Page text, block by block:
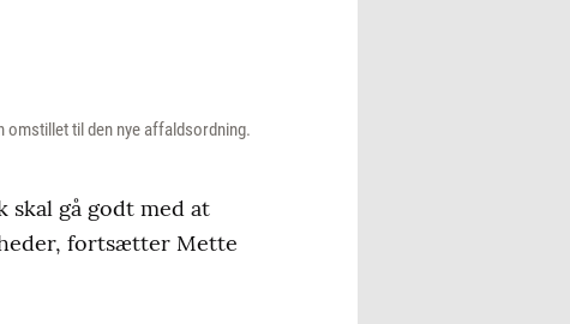
omstillet til den nye affaldsordning.
gå godt med at
fortsætter Mette